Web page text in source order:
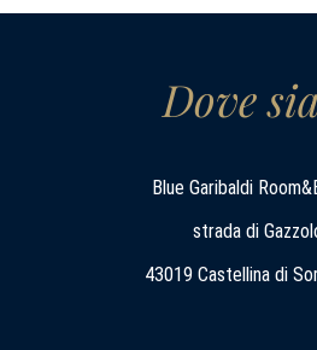
Dove
Blue Garibaldi
strada di
43019 Castellina di